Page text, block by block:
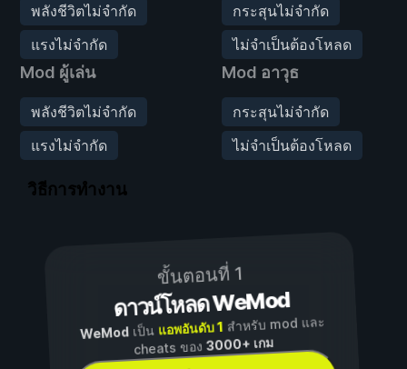
พลังชีวิตไม่จำกัด
แรงไม่จำกัด
กระสุนไม่จำกัด
ไม่จำเป็นต้องโหลด
Mod ผู้เล่น
พลังชีวิตไม่จำกัด
แรงไม่จำกัด
Mod อาวุธ
กระสุนไม่จำกัด
ไม่จำเป็นต้องโหลด
วิธีการทำงาน
ขั้นตอนที่ 1
ดาวน์โหลด WeMod
WeModเป็น แอพอันดับ 1 สำหรับ mod และ
cheats ของ3000+ เกม